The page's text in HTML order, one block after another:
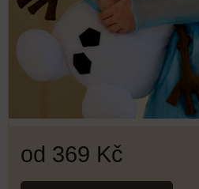
od 369 Kč